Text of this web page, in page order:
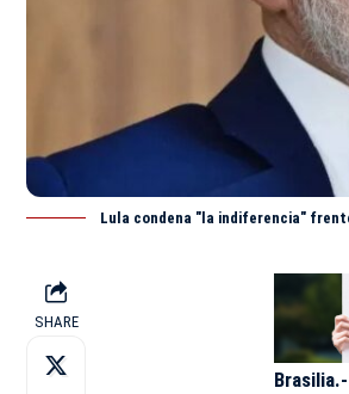
Lula condena "la indiferencia"
SHARE
Brasilia.-